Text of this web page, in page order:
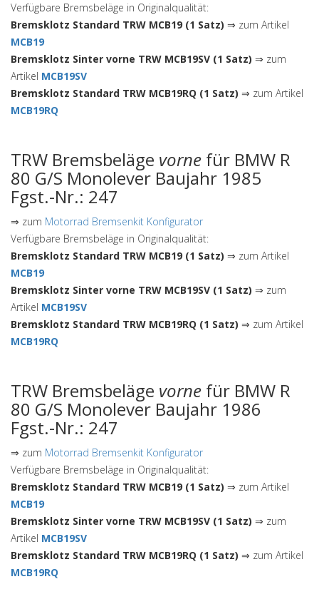
Verfügbare Bremsbeläge in Originalqualität:
Bremsklotz Standard TRW MCB19 (1 Satz) ⇒ zum Artikel
MCB19
Bremsklotz Sinter vorne TRW MCB19SV (1 Satz) ⇒ zum
Artikel MCB19SV
Bremsklotz Standard TRW MCB19RQ (1 Satz) ⇒ zum Artikel
MCB19RQ
TRW Bremsbeläge vorne für BMW R
80 G/S Monolever Baujahr 1985
Fgst.-Nr.: 247
⇒ zum Motorrad Bremsenkit Konfigurator
Verfügbare Bremsbeläge in Originalqualität:
Bremsklotz Standard TRW MCB19 (1 Satz) ⇒ zum Artikel
MCB19
Bremsklotz Sinter vorne TRW MCB19SV (1 Satz) ⇒ zum
Artikel MCB19SV
Bremsklotz Standard TRW MCB19RQ (1 Satz) ⇒ zum Artikel
MCB19RQ
TRW Bremsbeläge vorne für BMW R
80 G/S Monolever Baujahr 1986
Fgst.-Nr.: 247
⇒ zum Motorrad Bremsenkit Konfigurator
Verfügbare Bremsbeläge in Originalqualität:
Bremsklotz Standard TRW MCB19 (1 Satz) ⇒ zum Artikel
MCB19
Bremsklotz Sinter vorne TRW MCB19SV (1 Satz) ⇒ zum
Artikel MCB19SV
Bremsklotz Standard TRW MCB19RQ (1 Satz) ⇒ zum Artikel
MCB19RQ